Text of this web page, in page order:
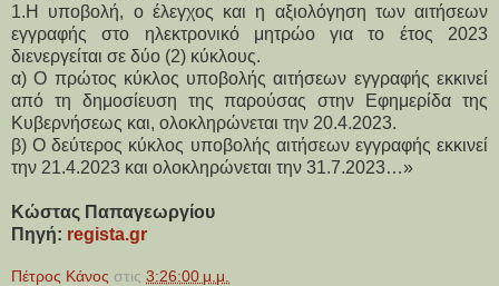
1.Η υποβολή, ο έλεγχος και η αξιολόγηση των αιτήσεων
εγγραφής στο ηλεκτρονικό μητρώο για το έτος 2023
διενεργείται σε δύο (2) κύκλους.
α) Ο πρώτος κύκλος υποβολής αιτήσεων εγγραφής εκκινεί
από τη δημοσίευση της παρούσας στην Εφημερίδα της
Κυβερνήσεως και, ολοκληρώνεται την 20.4.2023.
β) Ο δεύτερος κύκλος υποβολής αιτήσεων εγγραφής εκκινεί
την 21.4.2023 και ολοκληρώνεται την 31.7.2023…»
Κώστας Παπαγεωργίου
Πηγή: regista.gr
Πέτρος Κάνος στις 3:26:00 μ.μ.